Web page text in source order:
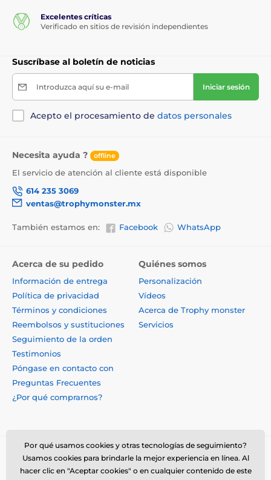
Excelentes críticas
Verificado en sitios de revisión independientes
Suscríbase al boletín de noticias
Introduzca aquí su e-mail Iniciar sesión
Acepto el procesamiento de datos personales
Necesita ayuda ? offline
El servicio de atención al cliente está disponible
614 235 3069
ventas@trophymonster.mx
También estamos en: Facebook WhatsApp
Acerca de su pedido
Información de entrega
Política de privacidad
Términos y condiciones
Reembolsos y sustituciones
Seguimiento de la orden
Testimonios
Póngase en contacto con
Preguntas Frecuentes
¿Por qué comprarnos?
Quiénes somos
Personalización
Vídeos
Acerca de Trophy monster
Servicios
Por qué usamos cookies y otras tecnologías de seguimiento?
Usamos cookies para brindarle la mejor experiencia en línea. Al
hacer clic en "Aceptar cookies" o en cualquier contenido de este